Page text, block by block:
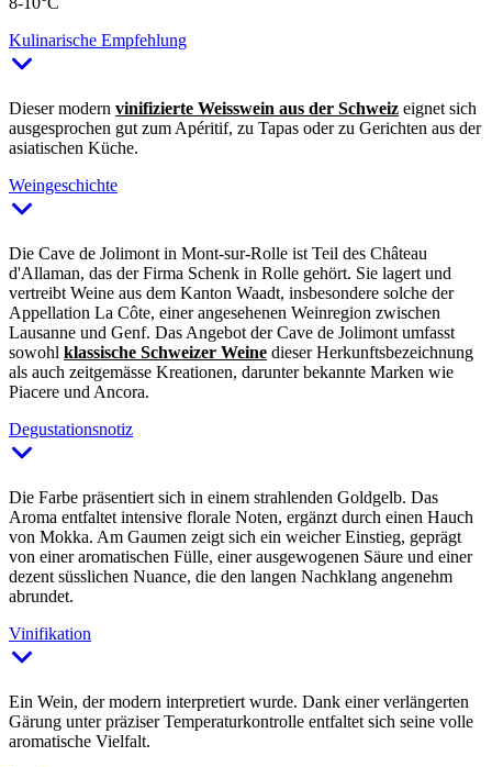
Kulinarische Empfehlung
Dieser modern vinifizierte Weisswein aus der Schweiz eignet sich
ausgesprochen gut zum Apéritif, zu Tapas oder zu Gerichten aus der
asiatischen Küche.
Weingeschichte
Die Cave de Jolimont in Mont-sur-Rolle ist Teil des Château
d'Allaman, das der Firma Schenk in Rolle gehört. Sie lagert und
vertreibt Weine aus dem Kanton Waadt, insbesondere solche der
Appellation La Côte, einer angesehenen Weinregion zwischen
Lausanne und Genf. Das Angebot der Cave de Jolimont umfasst
sowohl klassische Schweizer Weine dieser Herkunftsbezeichnung
als auch zeitgemässe Kreationen, darunter bekannte Marken wie
Piacere und Ancora.
Degustationsnotiz
Die Farbe präsentiert sich in einem strahlenden Goldgelb. Das
Aroma entfaltet intensive florale Noten, ergänzt durch einen Hauch
von Mokka. Am Gaumen zeigt sich ein weicher Einstieg, geprägt
von einer aromatischen Fülle, einer ausgewogenen Säure und einer
dezent süsslichen Nuance, die den langen Nachklang angenehm
abrundet.
Vinifikation
Ein Wein, der modern interpretiert wurde. Dank einer verlängerten
Gärung unter präziser Temperaturkontrolle entfaltet sich seine volle
aromatische Vielfalt.